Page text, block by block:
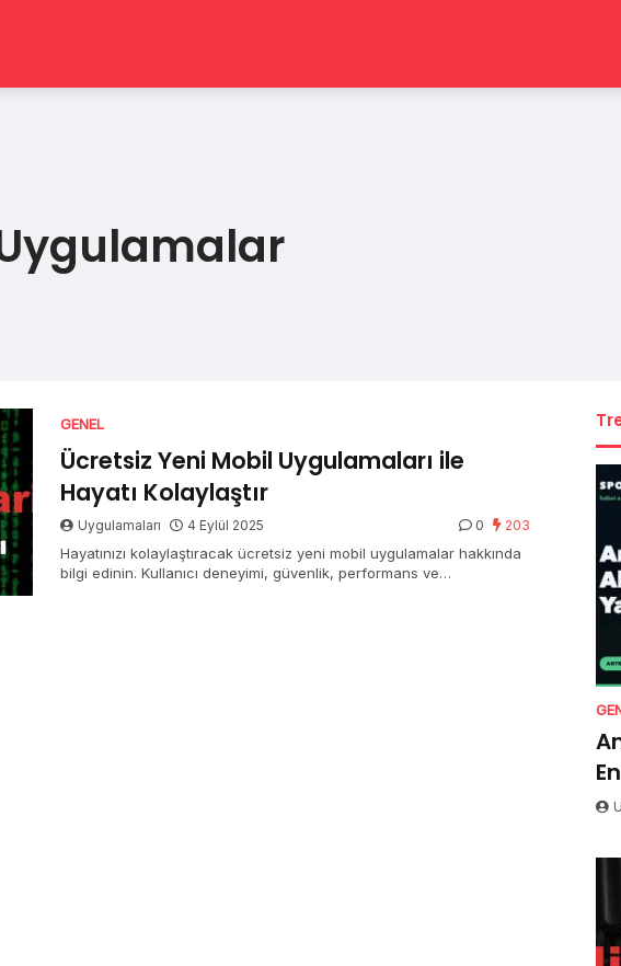
GENEL
Ücretsiz Yeni Mobil Uygulamaları ile
Hayatı Kolaylaştır
Uygulamaları 4 Eylül 2025 0 203
Hayatınızı kolaylaştıracak ücretsiz yeni mobil uygulamalar hakkında
bilgi edinin. Kullanıcı deneyimi, güvenlik, performans ve